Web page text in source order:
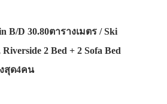
B/D 30.80ตารางเมตร / Ski
2 Bed + 2 Sofa Bed
สุด4คน